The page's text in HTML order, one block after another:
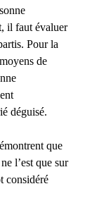
il faut évaluer
Pour la
de
déguisé.
que
l’est que sur
considéré